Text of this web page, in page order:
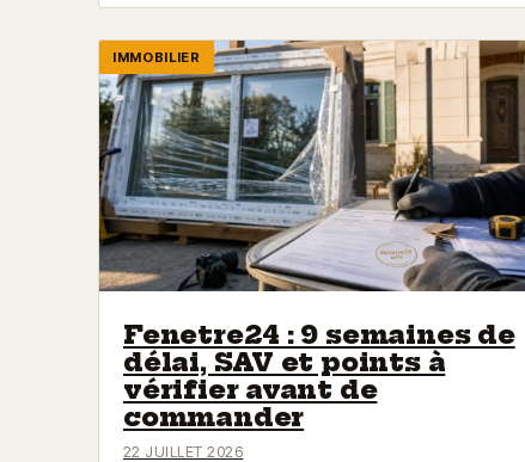
IMMOBILIER
Fenetre24 : 9 semaines de
délai, SAV et points à
vérifier avant de
commander
22 JUILLET 2026